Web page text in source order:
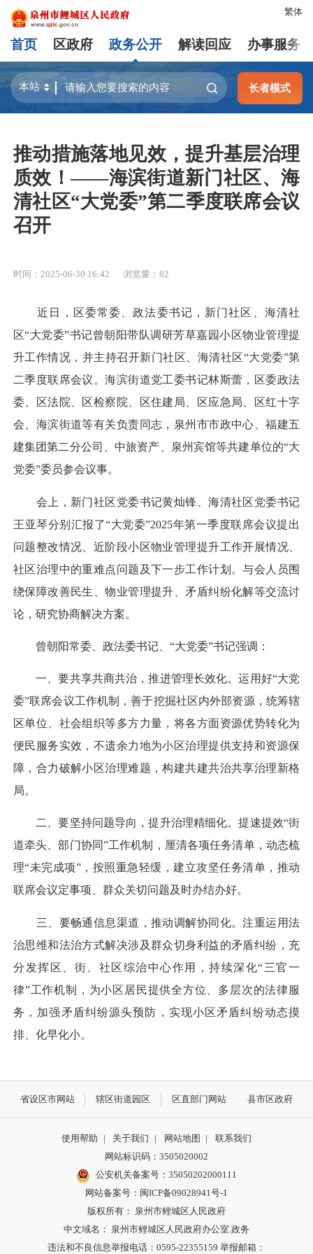
繁体
首页 区政府 政务公开 解读回应 办事服务
长者模式
推动措施落地见效，提升基层治理
质效！——海滨街道新门社区、海
清社区“大党委”第二季度联席会议
召开
时间：2025-06-30 16:42 浏览量： 82
近日，区委常委、政法委书记，新门社区、海清社
区“大党委”书记曾朝阳带队调研芳草嘉园小区物业管理提
升工作情况，并主持召开新门社区、海清社区“大党委”第
二季度联席会议。海滨街道党工委书记林斯蕾，区委政法
委、区法院、区检察院、区住建局、区应急局、区红十字
会、海滨街道等有关负责同志，泉州市市政中心、福建五
建集团第二分公司、中旅资产、泉州宾馆等共建单位的“大
党委”委员参会议事。
会上，新门社区党委书记黄灿锋、海清社区党委书记
王亚琴分别汇报了“大党委”2025年第一季度联席会议提出
问题整改情况、近阶段小区物业管理提升工作开展情况、
社区治理中的重难点问题及下一步工作计划。与会人员围
绕保障改善民生、物业管理提升、矛盾纠纷化解等交流讨
论，研究协商解决方案。
曾朝阳常委、政法委书记、“大党委”书记强调：
一、要共享共商共治，推进管理长效化。运用好“大党
委”联席会议工作机制，善于挖掘社区内外部资源，统筹辖
区单位、社会组织等多方力量，将各方面资源优势转化为
便民服务实效，不遗余力地为小区治理提供支持和资源保
障，合力破解小区治理难题，构建共建共治共享治理新格
局。
二、要坚持问题导向，提升治理精细化。提速提效“街
道牵头、部门协同”工作机制，厘清各项任务清单，动态梳
理“未完成项”，按照重急轻缓，建立攻坚任务清单，推动
联席会议定事项、群众关切问题及时办结办好。
三、要畅通信息渠道，推动调解协同化。注重运用法
治思维和法治方式解决涉及群众切身利益的矛盾纠纷，充
分发挥区、街、社区综治中心作用，持续深化“三官一
律”工作机制，为小区居民提供全方位、多层次的法律服
务，加强矛盾纠纷源头预防，实现小区矛盾纠纷动态摸
排、化早化小。
省设区市网站 辖区街道园区 区直部门网站 县市区政府
使用帮助 | 关于我们 | 网站地图 |
联系我们
网站标识码：3505020002
公安机关备案号：35050202000111
网站备案号：闽ICP备09028941号-1
版权所有： 泉州市鲤城区人民政府
中文域名： 泉州市鲤城区人民政府办公室.政务
违法和不良信息举报电话：0595-22355159 举报邮箱：